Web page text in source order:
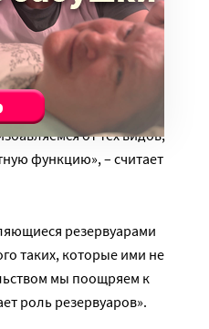
– например,
на части и
территории на
разнообразию
от тех видов,
функцию», – считает
резервуарами
таких, которые ими не
мы поощряем к
роль резервуаров».